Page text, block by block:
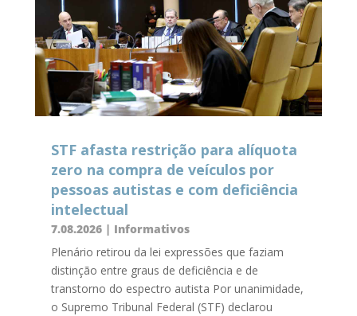
STF afasta restrição para alíquota
zero na compra de veículos por
pessoas autistas e com deficiência
intelectual
7.08.2026| Informativos
Plenário retirou da lei expressões que faziam
distinção entre graus de deficiência e de
transtorno do espectro autista Por unanimidade,
o Supremo Tribunal Federal (STF) declarou